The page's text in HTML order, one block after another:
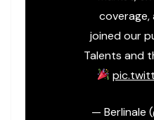
coverage,
joined our
Talents and
— Berlinale